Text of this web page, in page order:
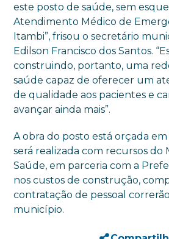
este posto de saúde, sem
Atendimento Médico de
Itambi”, frisou o secretário
Edilson Francisco dos Santos.
construindo, portanto, uma
saúde capaz de oferecer um
de qualidade aos pacientes e
avançar ainda mais”.
A obra do posto está orçada em
será realizada com recursos do
Saúde, em parceria com a
nos custos de construção,
contratação de pessoal
município.